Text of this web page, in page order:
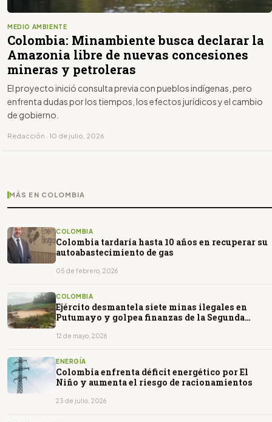
MEDIO AMBIENTE
Colombia: Minambiente busca declarar la
Amazonia libre de nuevas concesiones
mineras y petroleras
El proyecto inició consulta previa con pueblos indígenas, pero
enfrenta dudas por los tiempos, los efectos jurídicos y el cambio
de gobierno.
Redacción · 10 de julio, 2026
MÁS EN COLOMBIA
COLOMBIA
Colombia tardaría hasta 10 años en recuperar su
autoabastecimiento de gas
05 de febrero, 2026
COLOMBIA
Ejército desmantela siete minas ilegales en
Putumayo y golpea finanzas de la Segunda
12 de mayo, 2026
ENERGÍA
Colombia enfrenta déficit energético por El
Niño y aumenta el riesgo de racionamientos
23 de julio, 2026